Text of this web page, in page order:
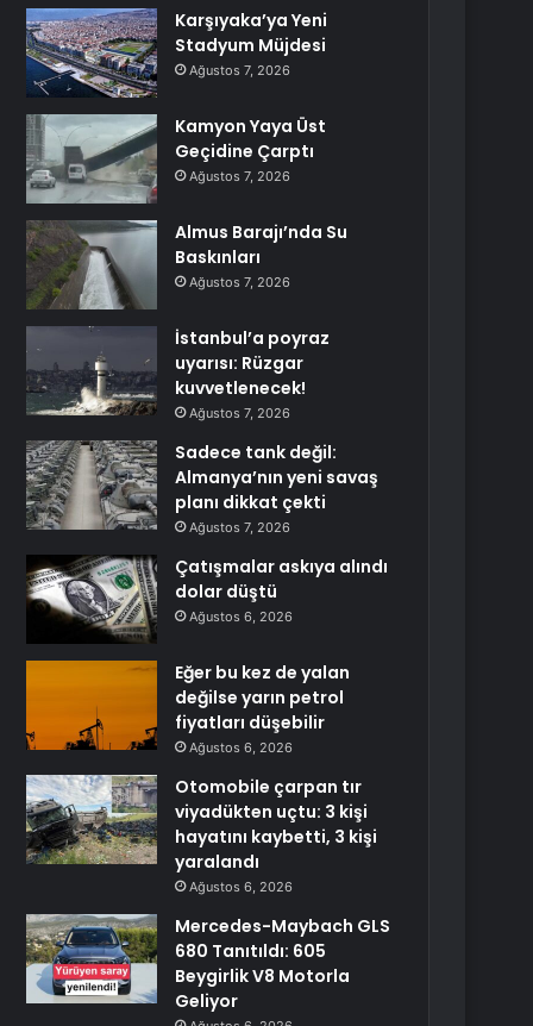
Karşıyaka’ya Yeni
Stadyum Müjdesi
Ağustos 7, 2026
Kamyon Yaya Üst
Geçidine Çarptı
Ağustos 7, 2026
Almus Barajı’nda Su
Baskınları
Ağustos 7, 2026
İstanbul’a poyraz
uyarısı: Rüzgar
kuvvetlenecek!
Ağustos 7, 2026
Sadece tank değil:
Almanya’nın yeni savaş
planı dikkat çekti
Ağustos 7, 2026
Çatışmalar askıya alındı
dolar düştü
Ağustos 6, 2026
Eğer bu kez de yalan
değilse yarın petrol
fiyatları düşebilir
Ağustos 6, 2026
Otomobile çarpan tır
viyadükten uçtu: 3 kişi
hayatını kaybetti, 3 kişi
yaralandı
Ağustos 6, 2026
Mercedes-Maybach GLS
680 Tanıtıldı: 605
Beygirlik V8 Motorla
Geliyor